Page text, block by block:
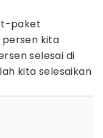
paket
persen kita
selesai di
kita selesaikan